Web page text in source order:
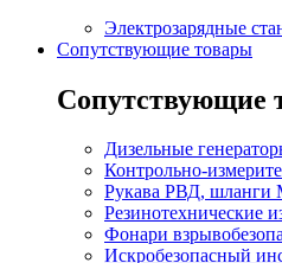
Электрозарядные
Сопутствующие товары
Сопутствующие
Дизельные
Контрольно-
Рукава РВД,
Резинотехнические
Фонари
Искробезопасный